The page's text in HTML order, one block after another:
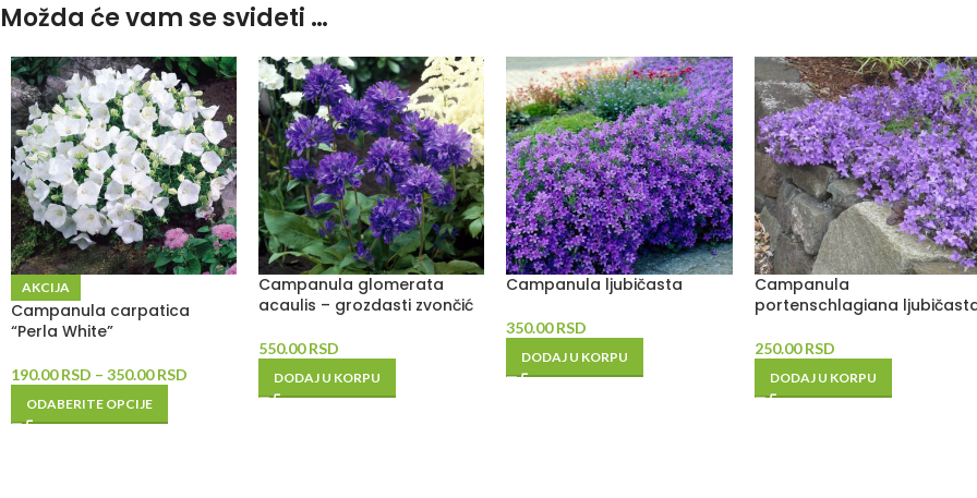
Možda će vam se svideti …
AKCIJA
Campanula carpatica
“Perla White”
190.00RSD – 350.00RSD
ODABERITE OPCIJE
Campanula glomerata
acaulis – grozdasti zvončić
550.00RSD
DODAJ U KORPU
Campanula ljubičasta
350.00RSD
DODAJ U KORPU
Campanula
portenschlagiana
250.00RSD
DODAJ U KORPU